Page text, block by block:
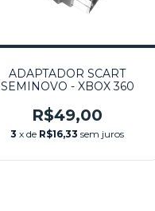
ADAPTADOR SCART
SEMINOVO - XBOX 360
R$49,00
3 x de R$16,33 sem juros